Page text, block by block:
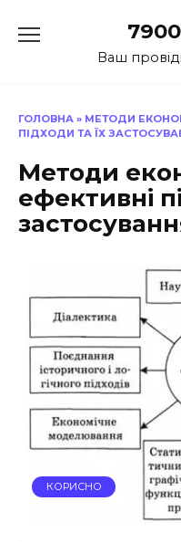
до
Ваш
ГОЛОВНА » МЕТОДИ
ПІДХОДИ ТА ЇХ
Методи
ефективні
КОРИСНО